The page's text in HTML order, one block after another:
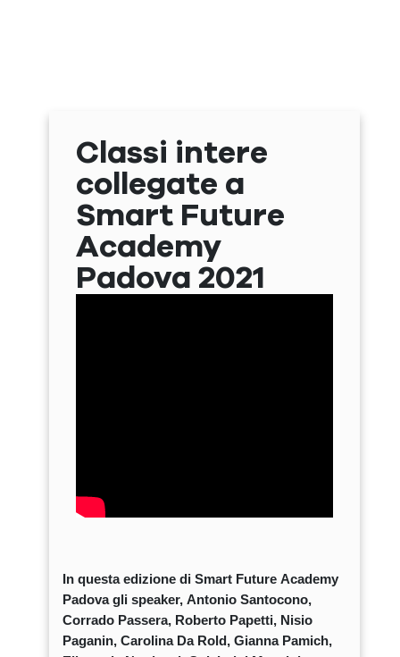
Classi intere
collegate a
Smart Future
Academy
Padova 2021
In questa edizione di Smart Future Academy
Padova gli speaker, Antonio Santocono,
Corrado Passera, Roberto Papetti, Nisio
Paganin, Carolina Da Rold, Gianna Pamich,